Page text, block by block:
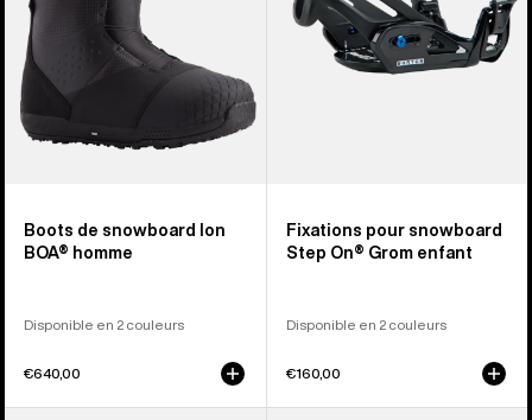
BOA®
homme
Boots de snowboard Ion
BOA® homme
Disponible en 2 couleurs
€640,00
On®
Fixations pour snowboard
Step On® Grom enfant
Disponible en 2 couleurs
€160,00